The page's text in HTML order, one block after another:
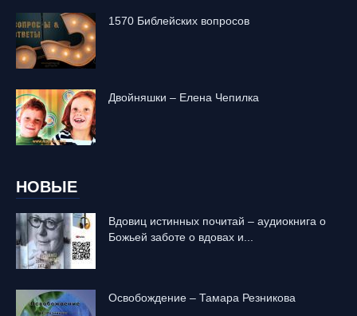
1570 Библейских вопросов
Двойняшки – Елена Чепилка
НОВЫЕ
Вдовиц истинных почитай – аудиокнига о
Божьей заботе о вдовах и...
Освобождение – Тамара Резникова